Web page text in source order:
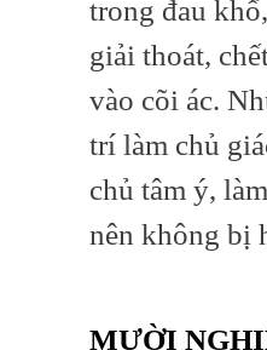
trong đau
giải thoát,
vào cõi ác.
trí làm chủ
chủ tâm ý,
nên không bị
MƯỜI